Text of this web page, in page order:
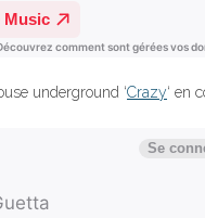
underground ‘Crazy‘ en